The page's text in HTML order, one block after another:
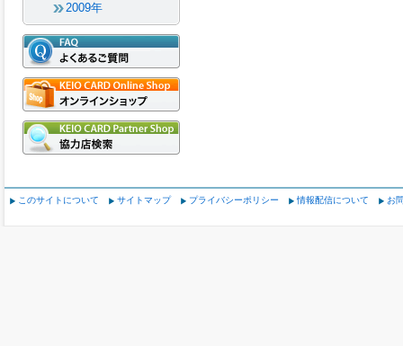
2009年
このサイトについて サイトマップ プライバシーポリシー 情報配信について お